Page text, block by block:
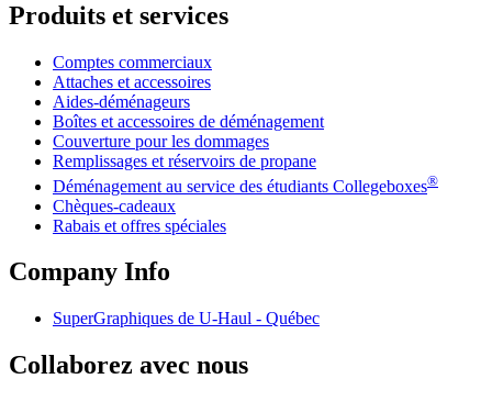
Produits et services
Comptes commerciaux
Attaches et accessoires
Aides-déménageurs
Boîtes et accessoires de déménagement
Couverture pour les dommages
Remplissages et réservoirs de propane
Déménagement au service des étudiants Collegeboxes®
Chèques-cadeaux
Rabais et offres spéciales
Company Info
SuperGraphiques de U-Haul - Québec
Collaborez avec nous